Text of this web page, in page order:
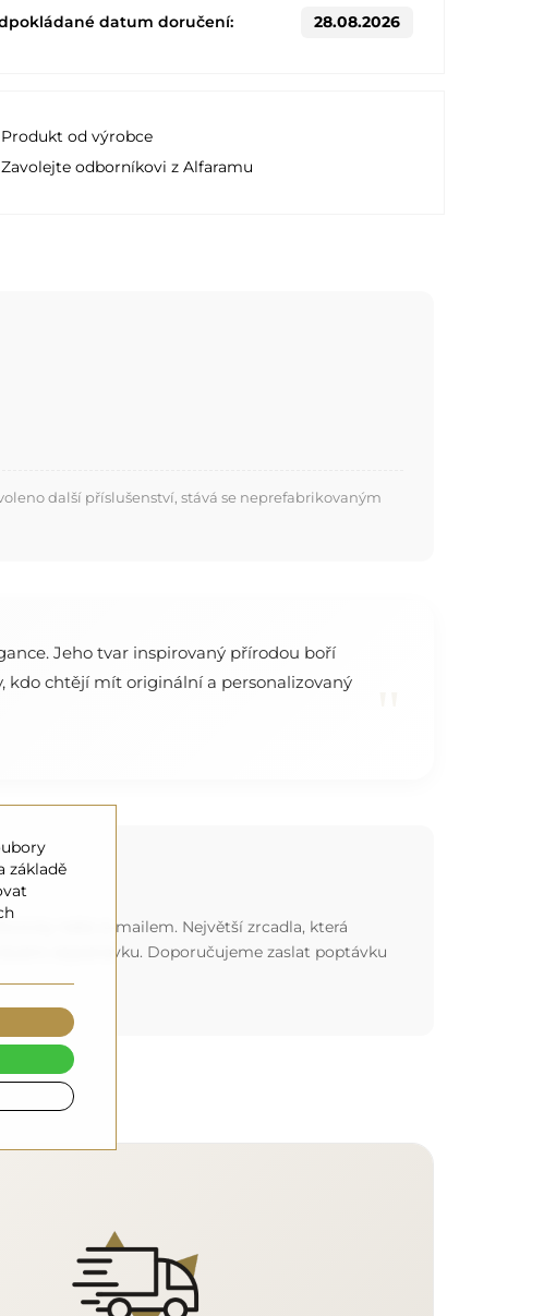
datum doručení: 28.08.2026
Produkt od výrobce
Zavolejte odborníkovi z Alfaramu
další příslušenství, stává se neprefabrikovaným
Jeho tvar inspirovaný přírodou boří
kdo chtějí mít originální a personalizovaný
nebo e-mailem. Největší zrcadla, která
objednávku. Doporučujeme zaslat poptávku
základě